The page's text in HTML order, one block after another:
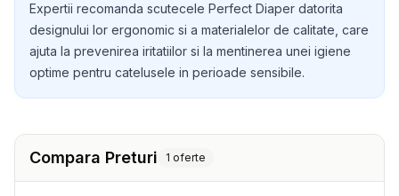
Expertii recomanda scutecele Perfect Diaper datorita
designului lor ergonomic si a materialelor de calitate, care
ajuta la prevenirea iritatiilor si la mentinerea unei igiene
optime pentru catelusele in perioade sensibile.
Compara Preturi 1 oferte